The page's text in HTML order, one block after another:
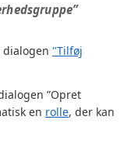
"Tilføj
”Opret
en rolle, der kan